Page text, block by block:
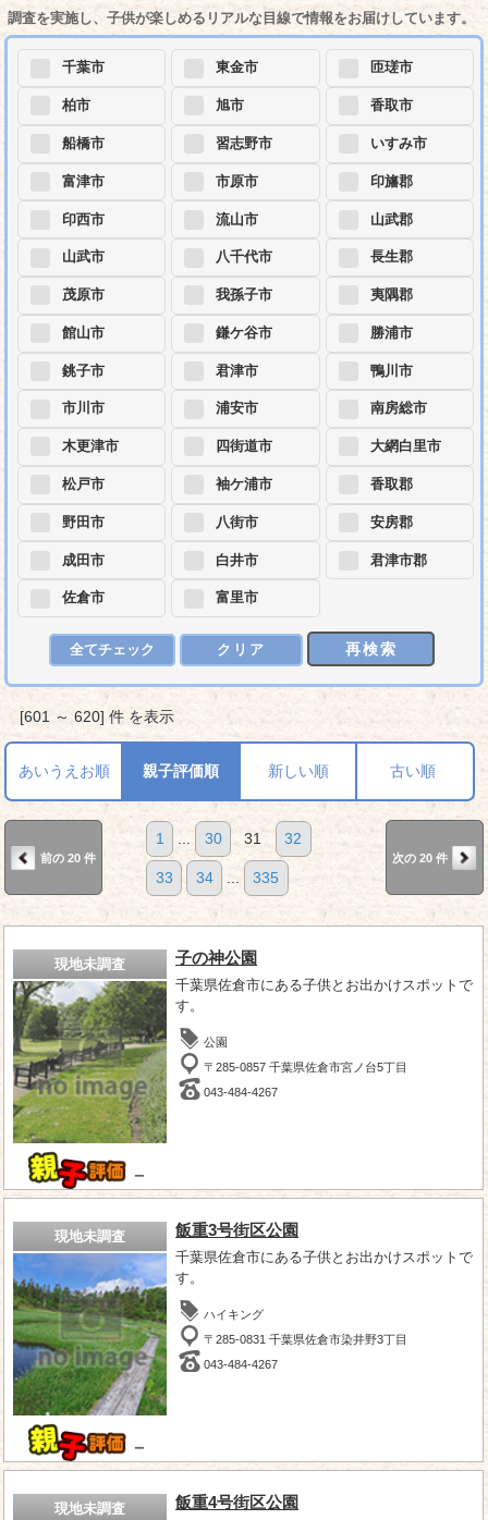
調査を実施し、子供が楽しめるリアルな目線で情報をお届けしています。
千葉市
柏市
船橋市
富津市
印西市
山武市
茂原市
館山市
銚子市
市川市
木更津市
松戸市
野田市
成田市
佐倉市
東金市
旭市
習志野市
市原市
流山市
八千代市
我孫子市
鎌ケ谷市
君津市
浦安市
四街道市
袖ケ浦市
八街市
白井市
富里市
匝瑳市
香取市
いすみ市
印旛郡
山武郡
長生郡
夷隅郡
勝浦市
鴨川市
南房総市
大網白里市
香取郡
安房郡
君津市郡
全てチェック クリア 再検索
[601 ～ 620] 件 を表示
あいうえお順 親子評価順 新しい順 古い順
前の 20 件
1 30 31 32
33 34 335
次の 20 件
現地未調査
－
子の神公園
千葉県佐倉市にある子供とお出かけスポットで
す。
公園
〒285-0857 千葉県佐倉市宮ノ台5丁目
043-484-4267
現地未調査
－
飯重3号街区公園
千葉県佐倉市にある子供とお出かけスポットで
す。
ハイキング
〒285-0831 千葉県佐倉市染井野3丁目
043-484-4267
現地未調査 飯重4号街区公園